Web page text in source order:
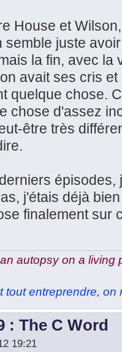
House et
juste
la fin, avec la
avait ses cris
quelque chose.
chose d'assez
être très
j'étais déjà
finalement sur
autopsy on a living
entreprendre, on
: The C Word
19:21